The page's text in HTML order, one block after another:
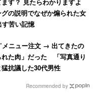
の説明でなぜか煽られた女
苦い記憶
メニュー注文 → 出てきたの
れた肉」だった 「写真通り
抗議した30代男性
Recommended by